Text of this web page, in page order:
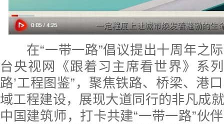
在“一带一路”倡议提出十周年之际
台央视网《跟着习主席看世界》系
路’工程图鉴”，聚焦铁路、桥梁、港
域工程建设，展现大道同行的非凡成
中国建筑师，打卡共建“一带一路”伙